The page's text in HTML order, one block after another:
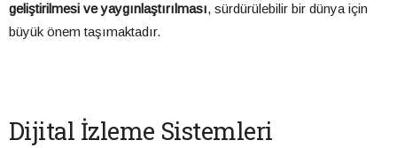
geliştirilmesi ve yaygınlaştırılması, sürdürülebilir bir dünya için
büyük önem taşımaktadır.
Dijital İzleme Sistemleri